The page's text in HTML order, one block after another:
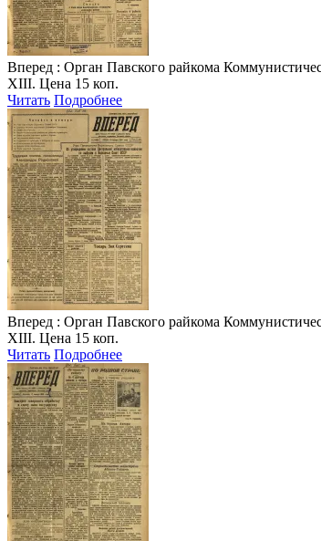
Вперед : Орган Павского райкома
XIII. Цена 15 коп.
Читать Подробнее
Вперед : Орган Павского райкома
XIII. Цена 15 коп.
Читать Подробнее